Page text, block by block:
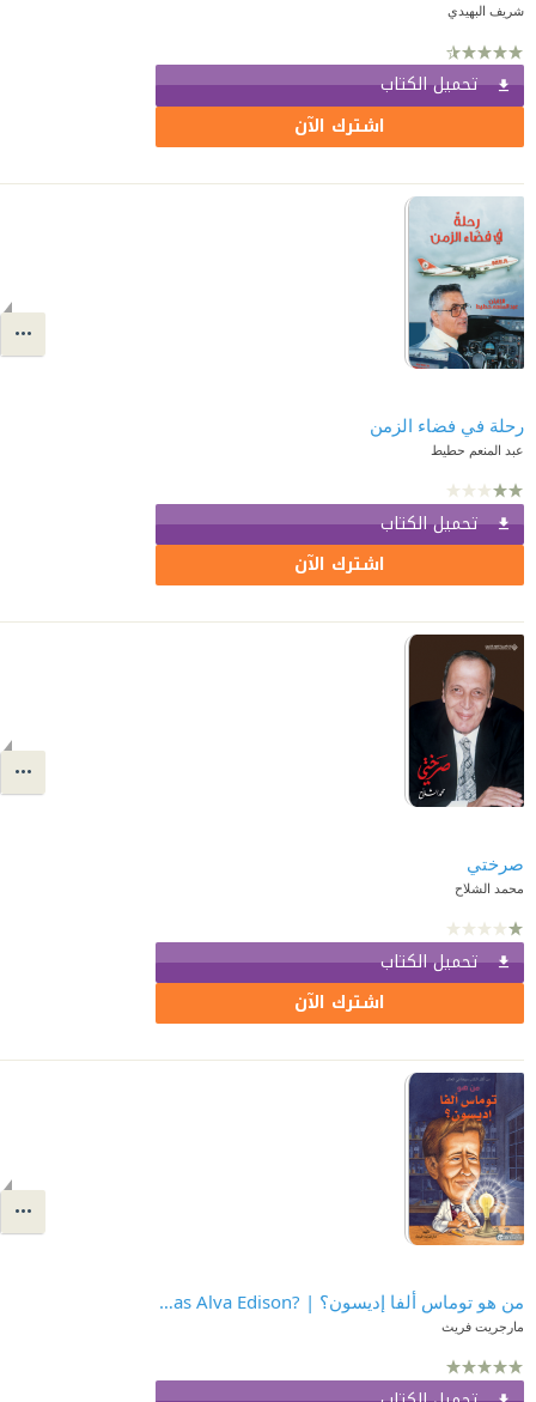
شريف البهيدي
تحميل الكتاب
اشترك الآن
رحلة في فضاء الزمن
عبد المنعم حطيط
تحميل الكتاب
اشترك الآن
صرختي
محمد الشلاح
تحميل الكتاب
اشترك الآن
من هو توماس ألفا إديسون؟ | ?Who Was Thomas Alva Edison